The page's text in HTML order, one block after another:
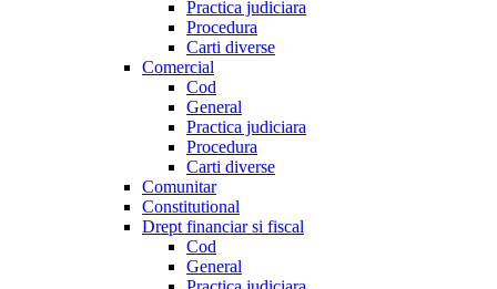
Practica judiciara
Procedura
Carti diverse
Comercial
Cod
General
Practica judiciara
Procedura
Carti diverse
Comunitar
Constitutional
Drept financiar si fiscal
Cod
General